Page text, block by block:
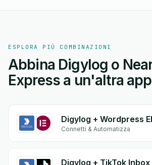
ESPLORA PIÙ COMBINAZIONI
Abbina Digylog o
Express a un'altra
Digylog + Wordpress
Connetti & Automatizza
Digylog + TikTok Inbox